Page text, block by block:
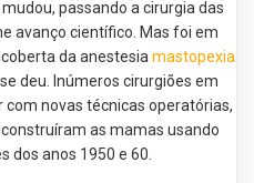
passando a cirurgia das
avanço científico. Mas foi em
da anestesia mastopexia
deu. Inúmeros cirurgiões em
novas técnicas operatórias,
as mamas usando
dos anos 1950 e 60.